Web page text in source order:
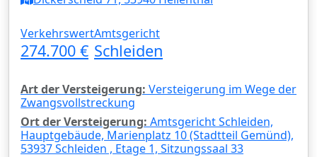
Verkehrswert
274.700 €
Amtsgericht
Schleiden
Art der Versteigerung: Versteigerung im Wege der
Zwangsvollstreckung
Ort der Versteigerung: Amtsgericht Schleiden,
Hauptgebäude, Marienplatz 10 (Stadtteil Gemünd),
53937 Schleiden , Etage 1, Sitzungssaal 33